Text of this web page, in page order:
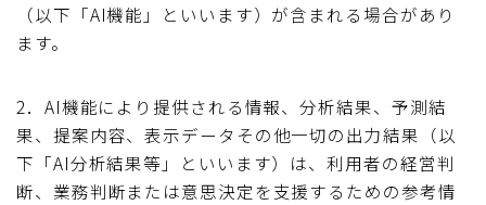
（以下「AI機能」といいます）が含まれる場合があり
ます。
2．AI機能により提供される情報、分析結果、予測結
果、提案内容、表示データその他一切の出力結果（以
下「AI分析結果等」といいます）は、利用者の経営判
断、業務判断または意思決定を支援するための参考情